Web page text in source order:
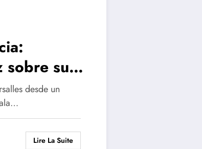
sobre su
desde un
Lire La Suite